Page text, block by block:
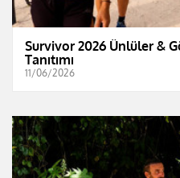
Survivor 2026 Ünlüler &
Tanıtımı
11/06/2026